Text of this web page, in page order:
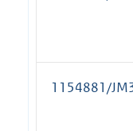
1154881/